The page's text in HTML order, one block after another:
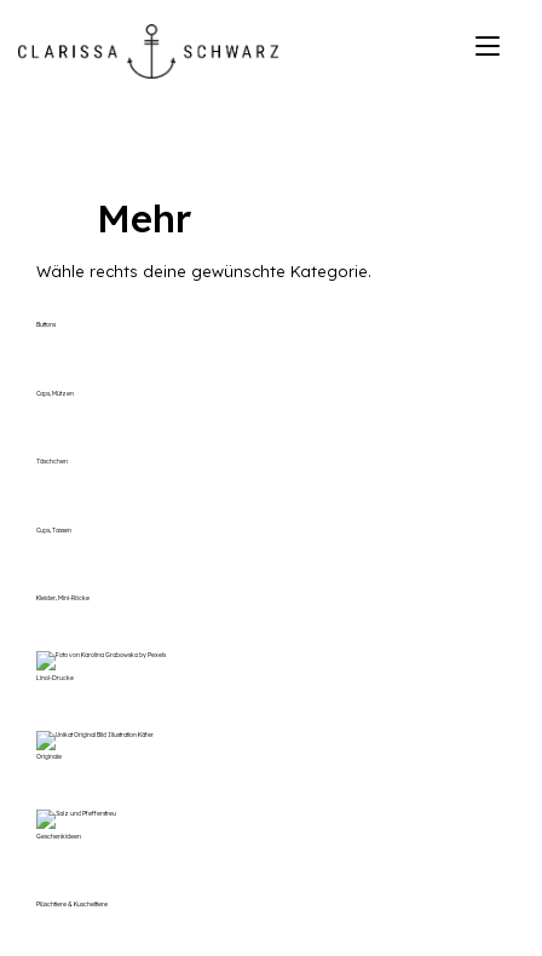
springen
Mehr
Wähle rechts deine gewünschte Kategorie.
Buttons
Caps, Mützen
Täschchen
Cups, Tassen
Kleider, Mini-Röcke
Linol-Drucke
Originale
Geschenkideen
Plüschtiere & Kuscheltiere